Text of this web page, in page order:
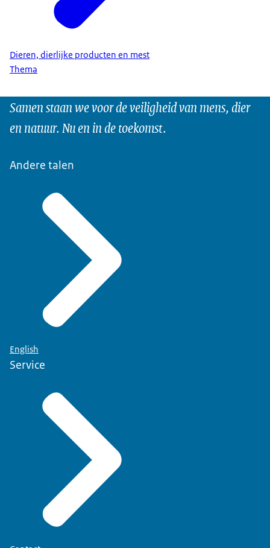
Dieren, dierlijke producten en mest
Thema
Samen staan we voor de veiligheid van mens, dier
en natuur. Nu en in de toekomst.
Andere talen
English
Service